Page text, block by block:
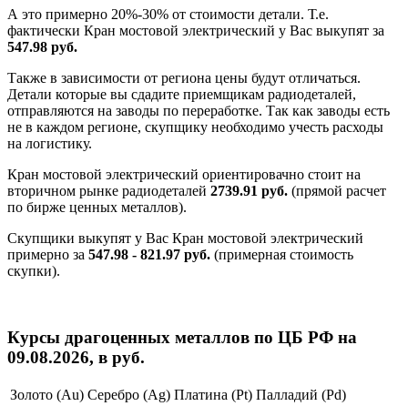
А это примерно 20%-30% от стоимости детали. Т.е.
фактически Кран мостовой электрический у Вас выкупят за
547.98 руб.
Также в зависимости от региона цены будут отличаться.
Детали которые вы сдадите приемщикам радиодеталей,
отправляются на заводы по переработке. Так как заводы есть
не в каждом регионе, скупщику необходимо учесть расходы
на логистику.
Кран мостовой электрический ориентировачно стоит на
вторичном рынке радиодеталей 2739.91 руб. (прямой расчет
по бирже ценных металлов).
Скупщики выкупят у Вас Кран мостовой электрический
примерно за 547.98 - 821.97 руб. (примерная стоимость
скупки).
Курсы драгоценных металлов по ЦБ РФ на
09.08.2026, в руб.
Золото (Au) Серебро (Ag) Платина (Pt) Палладий (Pd)